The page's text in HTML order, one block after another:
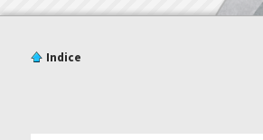
Indice